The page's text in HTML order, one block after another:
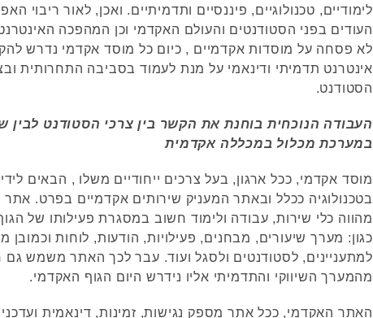
לימודיים, טכנולוגיים, פיננסיים ותדמיתיים. ואכן, לאור ריבוי
העודים בפני הסטודנטים והעולם האקדמי וכן המהפכה
לא פסחה על מוסדות אקדמיים , כיום כל מוסד אקדמי נדרש
אינטרנט תדמיתי ודינאמי על מנת לעמוד בסביבה התחרותית
הסטודנט.
העבודה הנוכחית בוחנת את הקשר בין צרכי הסטודנט לבין
במערכת מכלול במכללה אקדמית
מוסד אקדמי, ככל ארגון, בעל צרכים ייחודיים משלו , הבאים לידי
בטכנולוגיה ככלל ובאתר המעניק שירותים אקדמיים בפרט. אתר
מהווה כלי שירות, עבודה ולימוד חשוב במסגרת פעילותו של
כגון: מערך שיעורים, מבחנים, פעילויות, הודעות, לוחות וכמובן
למתעניינים, לסטודנטים ולסגל ועוד. עבר לכך האתר משמש גם
מהמערך השיווקי והתדמיתי אליו נידרש היום הגוף האקדמי.
האתר האקדמי, ככל אתר מספק נגישות, זמינות, דינאמית